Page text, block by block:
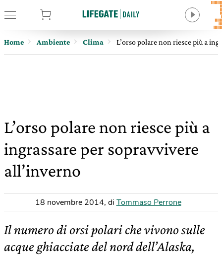
Home Ambiente Clima L’orso polare non riesce più a
L’orso polare non riesce più a
ingrassare per sopravvivere
all’inverno
18 novembre 2014, di Tommaso Perrone
Il numero di orsi polari che vivono sulle
acque ghiacciate del nord dell’Alaska,